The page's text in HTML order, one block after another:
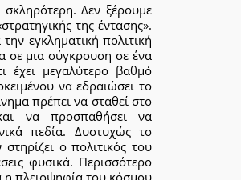
σκληρότερη. Δεν ξέρουμε
της έντασης».
εγκληματική πολιτική
σε μια σύγκρουση σε ένα
έχει μεγαλύτερο βαθμό
να εδραιώσει το
πρέπει να σταθεί στο
να προσπαθήσει να
πεδία. Δυστυχώς το
ο πολιτικός του
φυσικά. Περισσότερο
η πλειοψηφία του κόσμου